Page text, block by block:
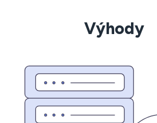
Výhody